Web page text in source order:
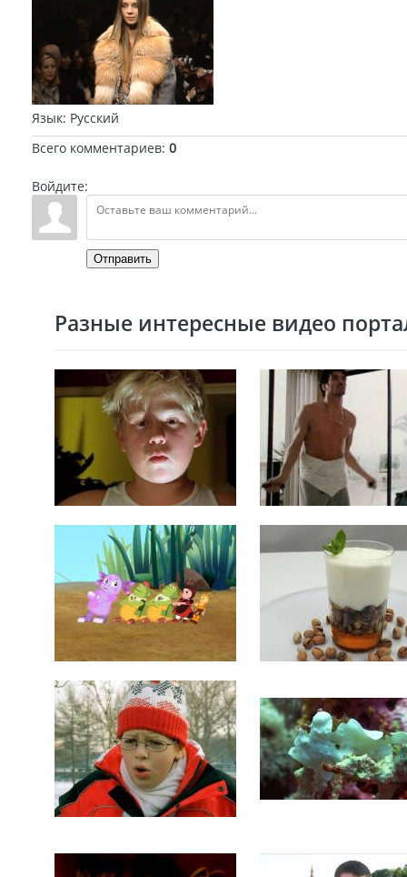
Язык: Русский
Всего комментариев: 0
Войдите:
Отправить
Разные интересные видео